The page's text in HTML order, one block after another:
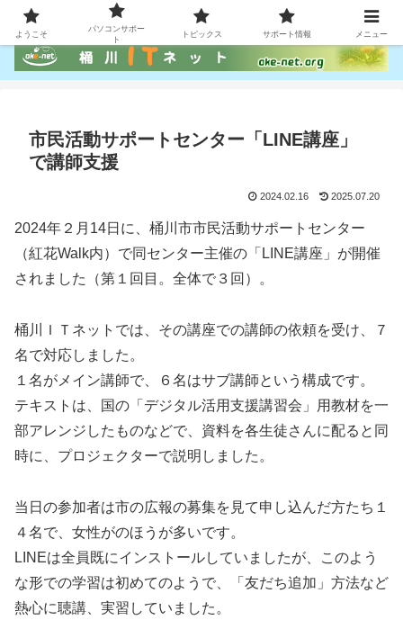
パソコン、スマホ利用のお手伝い
市民活動サポートセンター「LINE講座」
で講師支援
2024.02.16 2025.07.20
2024年２月14日に、桶川市市民活動サポートセンター
（紅花Walk内）で同センター主催の「LINE講座」が開催
されました（第１回目。全体で３回）。
桶川ＩＴネットでは、その講座での講師の依頼を受け、７
名で対応しました。
１名がメイン講師で、６名はサブ講師という構成です。
テキストは、国の「デジタル活用支援講習会」用教材を一
部アレンジしたものなどで、資料を各生徒さんに配ると同
時に、プロジェクターで説明しました。
当日の参加者は市の広報の募集を見て申し込んだ方たち１
４名で、女性がのほうが多いです。
LINEは全員既にインストールしていましたが、このよう
な形での学習は初めてのようで、「友だち追加」方法など
熱心に聴講、実習していました。
ようこそ
パソコンサポー
ト
トピックス サポート情報 メニュー